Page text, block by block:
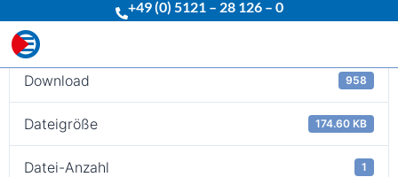
+49 (0) 5121 – 28 126 – 0
Download
Download 958
Dateigröße 174.60 KB
Datei-Anzahl 1